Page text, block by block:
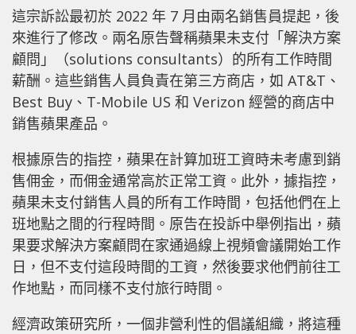
這宗訴訟最初於 2022 年 7 月由兩名銷售員提起，後
來進行了修改。兩名原告聲稱蘋果未支付「解決方案
顧問」（solutions consultants）的所有工作時間
薪酬。這些銷售人員負責在第三方商店，如 AT&T、
Best Buy、T-Mobile US 和 Verizon 經營的商店中
銷售蘋果產品。
根據原告的指控，蘋果在計算加班工資時未考慮到銷
售佣金，而佣金通常高於正常工資。此外，據指控，
蘋果未支付銷售人員的所有工作時間，包括他們在上
班地點之間的行程時間。原告在投訴中舉例指出，蘋
果要求解決方案顧問在家通過線上視頻會議開始工作
日，但不支付這段時間的工資，然後要求他們前往工
作地點，而同樣不支付旅行時間。
經濟政策研究所，一個非營利性的倡議組織，將這種